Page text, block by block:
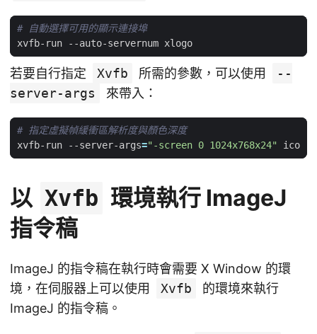
# 自動選擇可用的顯示連接埠
若要自行指定 Xvfb 所需的參數，可以使用
--
server-args
來帶入：
# 指定虛擬幀緩衝區解析度與顏色深度
xvfb-run --server-args="-screen 0 1024x768x24"
以 Xvfb 環境執行 ImageJ
指令稿
ImageJ 的指令稿在執行時會需要 X Window 的環
境，在伺服器上可以使用
Xvfb
的環境來執行
ImageJ 的指令稿。